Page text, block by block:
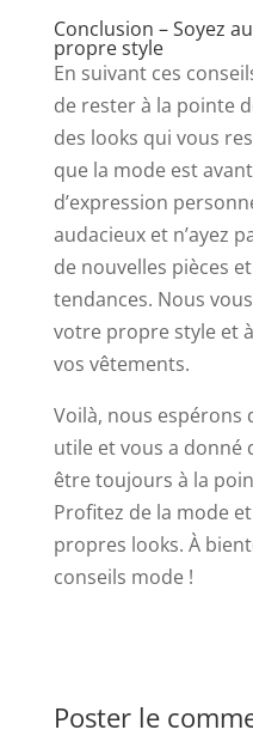
Conclusion – Soyez
propre style
En suivant ces
de rester à la pointe
des looks qui vous
que la mode est
d’expression
audacieux et n’ayez
de nouvelles pièces
tendances. Nous
votre propre style et
vos vêtements.
Voilà, nous espérons
utile et vous a donné
être toujours à la
Profitez de la mode
propres looks. À
conseils mode !
Poster le